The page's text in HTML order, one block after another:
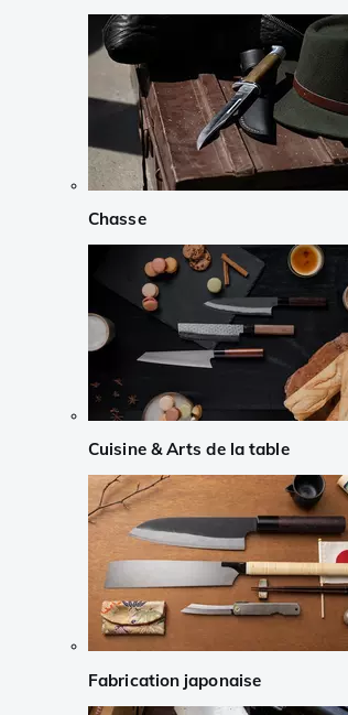
Chasse
Cuisine & Arts de la table
Fabrication japonaise